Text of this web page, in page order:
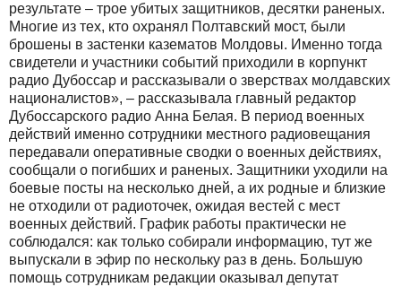
результате – трое убитых защитников, десятки раненых.
Многие из тех, кто охранял Полтавский мост, были
брошены в застенки казематов Молдовы. Именно тогда
свидетели и участники событий приходили в корпункт
радио Дубоссар и рассказывали о зверствах молдавских
националистов», – рассказывала главный редактор
Дубоссарского радио Анна Белая. В период военных
действий именно сотрудники местного радиовещания
передавали оперативные сводки о военных действиях,
сообщали о погибших и раненых. Защитники уходили на
боевые посты на несколько дней, а их родные и близкие
не отходили от радиоточек, ожидая вестей с мест
военных действий. График работы практически не
соблюдался: как только собирали информацию, тут же
выпускали в эфир по нескольку раз в день. Большую
помощь сотрудникам редакции оказывал депутат